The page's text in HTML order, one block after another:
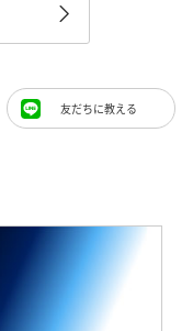
友だちに教える